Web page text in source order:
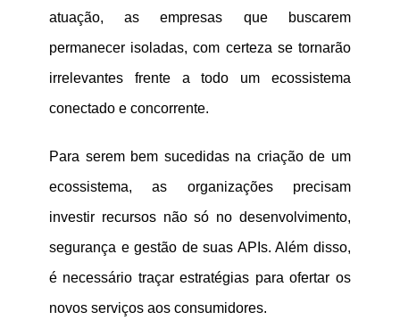
atuação, as empresas que buscarem
permanecer isoladas, com certeza se tornarão
irrelevantes frente a todo um ecossistema
conectado e concorrente.
Para serem bem sucedidas na criação de um
ecossistema, as organizações precisam
investir recursos não só no desenvolvimento,
segurança e gestão de suas APIs. Além disso,
é necessário traçar estratégias para ofertar os
novos serviços aos consumidores.